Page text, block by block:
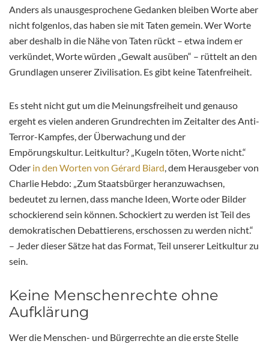
Anders als unausgesprochene Gedanken bleiben Worte aber
nicht folgenlos, das haben sie mit Taten gemein. Wer Worte
aber deshalb in die Nähe von Taten rückt – etwa indem er
verkündet, Worte würden „Gewalt ausüben“ – rüttelt an den
Grundlagen unserer Zivilisation. Es gibt keine Tatenfreiheit.
Es steht nicht gut um die Meinungsfreiheit und genauso
ergeht es vielen anderen Grundrechten im Zeitalter des Anti-
Terror-Kampfes, der Überwachung und der
Empörungskultur. Leitkultur? „Kugeln töten, Worte nicht.“
Oder in den Worten von Gérard Biard , dem Herausgeber von
Charlie Hebdo: „Zum Staatsbürger heranzuwachsen,
bedeutet zu lernen, dass manche Ideen, Worte oder Bilder
schockierend sein können. Schockiert zu werden ist Teil des
demokratischen Debattierens, erschossen zu werden nicht.“
– Jeder dieser Sätze hat das Format, Teil unserer Leitkultur zu
sein.
Keine Menschenrechte ohne
Aufklärung
Wer die Menschen- und Bürgerrechte an die erste Stelle